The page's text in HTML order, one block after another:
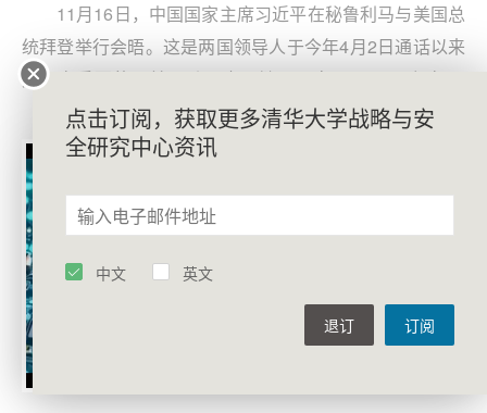
11月16日，中国国家主席习近平在秘鲁利马与美国总
统拜登举行会晤。这是两国领导人于今年4月2日通话以来
又一次重要的元首互动，也是继2021年11月16日视频会
晤、2022年11月14日巴厘岛会晤、2023年11月15日旧金
山会晤以来的第四次元首会晤。两国领导人回顾了过去四
年中美关系的重要经验，重申了双方就中美关系指导原则
达成的重要共识，表达了继续稳定两国关系、实现平稳过
渡的共同愿望。此次会晤继续发挥着元首外交在中美关系
中定向把舵领航的最关键作用，进一步为中美关系指引了
正确方向，给世界注入了更多确定性与正能量。
点击订阅，获取更多清华大学战略与安
全研究中心资讯
中文 英文
订阅
退订